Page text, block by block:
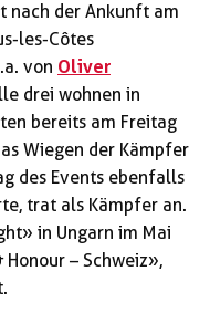
nach der Ankunft am
les-Côtes
von Oliver
drei wohnen in
bereits am Freitag
Wiegen der Kämpfer
des Events ebenfalls
trat als Kämpfer an.
in Ungarn im Mai
– Schweiz»,